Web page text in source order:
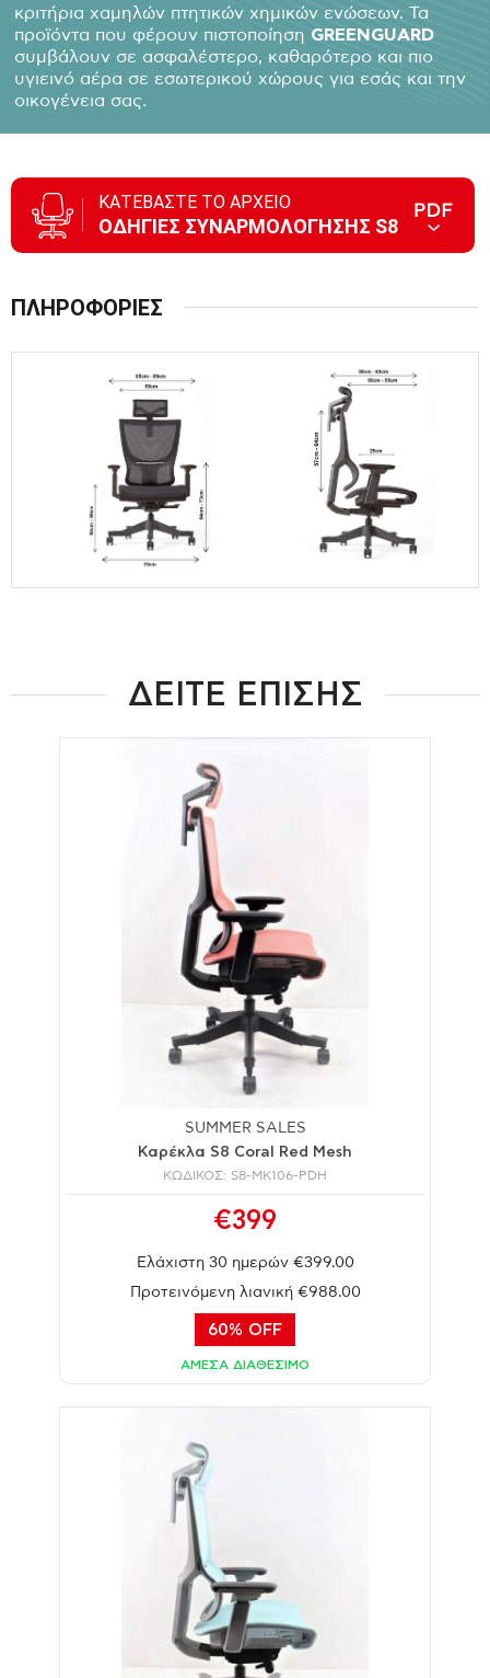
κριτήρια χαμηλών πτητικών χημικών ενώσεων. Τα
προϊόντα που φέρουν πιστοποίηση GREENGUARD
συμβάλουν σε ασφαλέστερο, καθαρότερο και πιο
υγιεινό αέρα σε εσωτερικού χώρους για εσάς και την
οικογένεια σας.
ΚΑΤΕΒΑΣΤΕ ΤΟ ΑΡΧΕΙΟ
ΟΔΗΓΙΕΣ ΣΥΝΑΡΜΟΛΟΓΗΣΗΣ S8
ΠΛΗΡΟΦΟΡΙΕΣ
ΔΕΙΤΕ ΕΠΙΣΗΣ
SUMMER SALES
Καρέκλα S8 Coral Red Mesh
ΚΩΔΙΚΟΣ: S8-MK106-PDH
€399
Ελάχιστη 30 ημερών €399.00
Προτεινόμενη λιανική €988.00
60% OFF
ΑΜΕΣΑ ΔΙΑΘΕΣΙΜΟ